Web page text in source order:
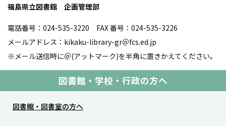
図書館・学校・行政の方へ
図書館・図書室の方へ
福島県立図書館 企画管理部
電話番号：024-535-3220 FAX 番号：024-535-3226
メールアドレス：kikaku-library-gr＠fcs.ed.jp
※メール送信時に＠(アットマーク)を半角に置きかえてください。